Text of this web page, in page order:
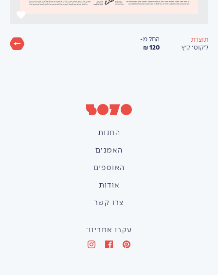
תוצרת
ליקוטי קיץ
החל מ-
120 ₪
החנות
האמנים
האוספים
אודות
צרו קשר
עקבו אחרינו: